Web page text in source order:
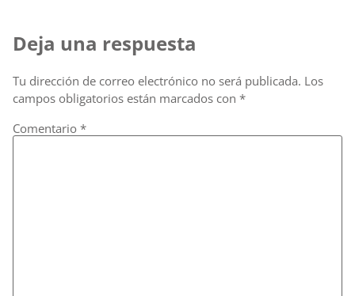
Deja una respuesta
Tu dirección de correo electrónico no será publicada. Los
campos obligatorios están marcados con *
Comentario *